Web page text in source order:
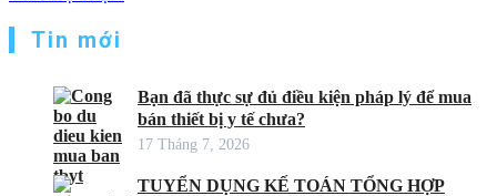
Tin mới
Bạn đã thực sự đủ điều kiện pháp lý để mua
bán thiết bị y tế chưa?
17 Tháng 7, 2026
TUYỂN DỤNG KẾ TOÁN TỔNG HỢP